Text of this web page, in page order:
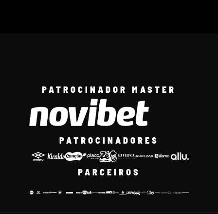
PATROCINADOR MASTER
PATROCINADORES
PARCEIROS